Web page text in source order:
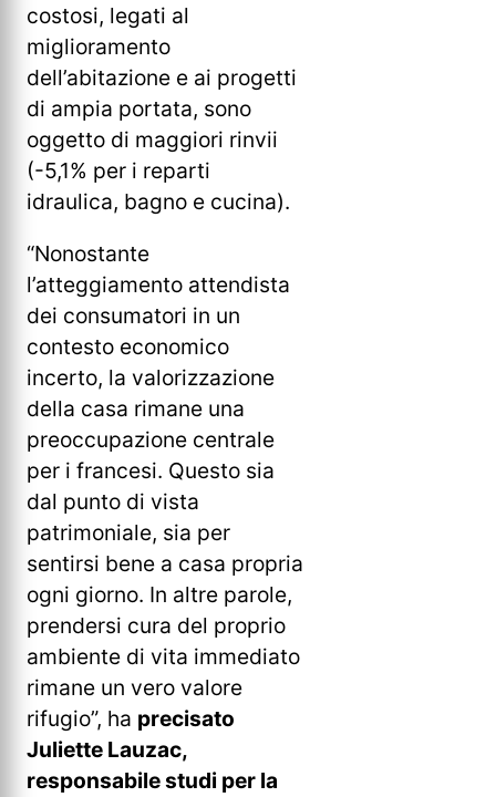
costosi, legati al
miglioramento
dell’abitazione e ai progetti
di ampia portata, sono
oggetto di maggiori rinvii
(-5,1% per i reparti
idraulica, bagno e cucina).
“Nonostante
l’atteggiamento attendista
dei consumatori in un
contesto economico
incerto, la valorizzazione
della casa rimane una
preoccupazione centrale
per i francesi. Questo sia
dal punto di vista
patrimoniale, sia per
sentirsi bene a casa propria
ogni giorno. In altre parole,
prendersi cura del proprio
ambiente di vita immediato
rimane un vero valore
rifugio”, ha precisato
Juliette Lauzac,
responsabile studi per la